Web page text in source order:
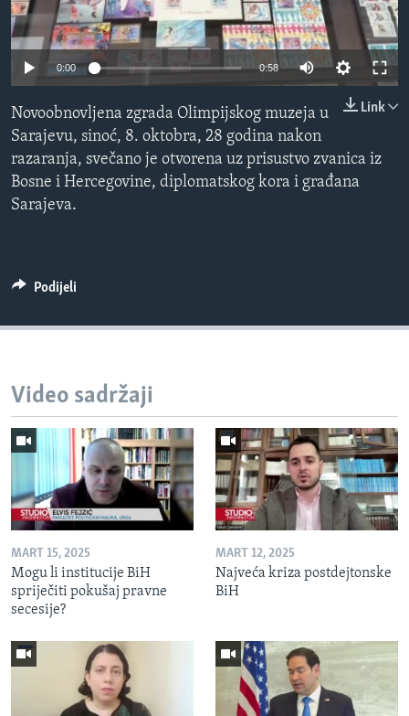
MAGAZIN
O GLASU AMERIKE
PRATITE NAS
0:00 0:58
Link
Novoobnovljena zgrada Olimpijskog muzeja u
Sarajevu, sinoć, 8. oktobra, 28 godina nakon
razaranja, svečano je otvorena uz prisustvo zvanica iz
Bosne i Hercegovine, diplomatskog kora i građana
Sarajeva.
Podijeli
Video sadržaji
MART 15, 2025
Mogu li institucije BiH
spriječiti pokušaj pravne
secesije?
MART 12, 2025
Najveća kriza postdejtonske
BiH